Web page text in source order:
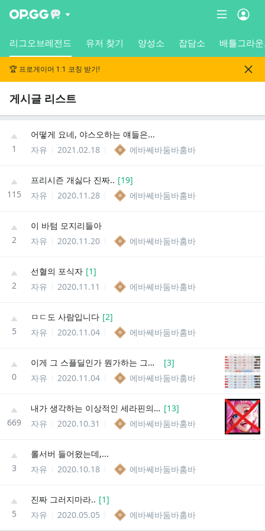
리그오브레전드 유저 찾기 양성소 잡담소 배틀그라
🏆 프로게이머 1:1 코칭 받기!
게시글 리스트
1
어떻게 요네, 야스오하는 얘들은...
자유
2021.02.18 에바쎄바둠바훔바
115
프리시즌 개싫다 진짜.. [19]
자유
2020.11.28 에바쎄바둠바훔바
2
이 바텀 모지리들아
자유
2020.11.20 에바쎄바둠바훔바
2
선혈의 포식자 [1]
자유
2020.11.11 에바쎄바둠바훔바
5
ㅁㄷ도 사람입니다 [2]
자유
2020.11.04 에바쎄바둠바훔바
0
이게 그 스플딜인가 뭔가하는 그거냐? [3]
자유
2020.11.04 에바쎄바둠바훔바
669
내가 생각하는 이상적인 세라핀의 행보 [13]
자유
2020.10.31 에바쎄바둠바훔바
3
롤서버 들어왔는데,...
자유
2020.10.18 에바쎄바둠바훔바
5
진짜 그러지마라.. [1]
자유
2020.05.05 에바쎄바둠바훔바